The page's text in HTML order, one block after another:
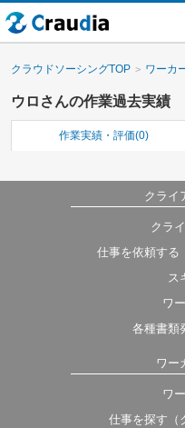
クラウドソーシングTOP ワーカ
ウロさんの作業過去実績
作業実績・評価(0)
クライ
クラ
仕事を依頼する
ス
ワ
各種書類
ワー
ワ
仕事を探す（